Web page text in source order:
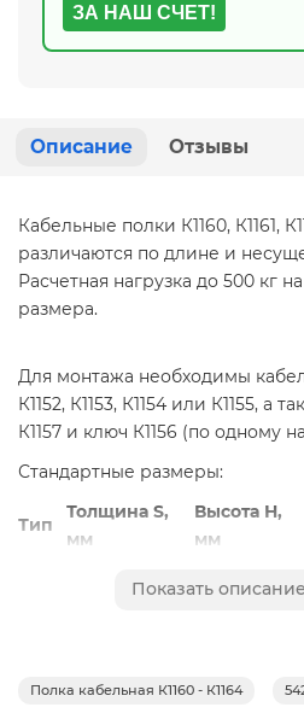
ЗА НАШ СЧЕТ!
Описание Отзывы
Кабельные полки К1160, К1161,
различаются по длине и
Расчетная нагрузка до 500 кг
размера.
Для монтажа необходимы
К1152, К1153, К1154 или К1155, а
К1157 и ключ К1156 (по одному
Стандартные размеры:
Тип
Толщина S,
мм
Высота Н,
мм
1,2 / 1,5 / 2,0 60
Показать
Полка кабельная К1160 - К1164